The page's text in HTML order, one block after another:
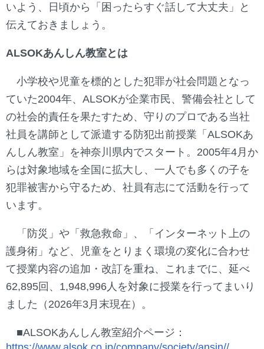
いよう、日頃から「困ったらすぐ話して大丈夫」と
伝えておきましょう。
ALSOKあんしん教室とは
小学校や児童を標的とした犯罪が社会問題となっ
ていた2004年、ALSOKが企業市民、警備会社として
の社会的責任を果たすため、守りのプロである当社
社員を講師として派遣する防犯出前授業「ALSOKあ
んしん教室」を神奈川県内でスタート。2005年4月か
らは対象地域を全国に拡大し、一人でも多くの子を
犯罪被害から守るため、社員有志にて活動を行って
います。
「防災」や「救急救命」、「インターネット上の
護身術」など、児童をとりまく環境の変化に合わせ
て授業内容の追加・改訂を重ね、これまでに、延べ
62,895回、1,948,996人を対象に授業を行ってまいり
ました（2026年3月末現在）。
■ALSOKあんしん教室紹介ページ：